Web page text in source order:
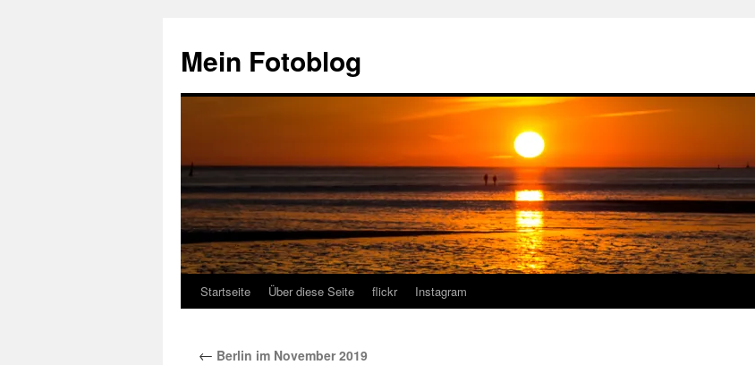
springen
Mein Fotoblog
Startseite Über diese Seite flickr Instagram
← Berlin im November 2019